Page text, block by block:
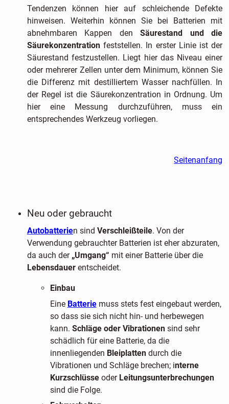
Tendenzen können hier auf schleichende Defekte
hinweisen. Weiterhin können Sie bei Batterien mit
abnehmbaren Kappen denSäurestand und die
Säurekonzentrationfeststellen. In erster Linie ist der
Säurestand festzustellen. Liegt hier das Niveau einer
oder mehrerer Zellen unter dem Minimum, können Sie
die Differenz mit destilliertem Wasser nachfüllen. In
der Regel ist die Säurekonzentration in Ordnung. Um
hier eine Messung durchzuführen, muss ein
entsprechendes Werkzeug vorliegen.
Seitenanfang
Neu oder gebraucht
Autobatterien sind Verschleißteile. Von der
Verwendung gebrauchter Batterien ist eher abzuraten,
da auch der „Umgang“ mit einer Batterie über die
Lebensdauerentscheidet.
Einbau
Eine Batteriemuss stets fest eingebaut werden,
so dass sie sich nicht hin- und herbewegen
kann. Schläge oder Vibrationensind sehr
schädlich für eine Batterie, da die
innenliegenden Bleiplattendurch die
Vibrationen und Schläge brechen; interne
Kurzschlüsseoder Leitungsunterbrechungen
sind die Folge.